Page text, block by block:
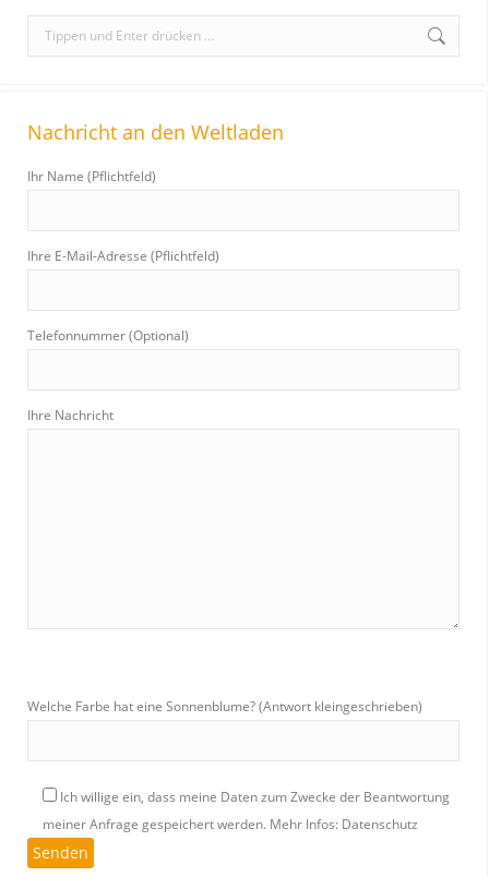
e
c
:
Nachricht an den Weltladen
Ihr Name (Pflichtfeld)
Ihre E-Mail-Adresse (Pflichtfeld)
Telefonnummer (Optional)
Ihre Nachricht
Welche Farbe hat eine Sonnenblume? (Antwort kleingeschrieben)
Ich willige ein, dass meine Daten zum Zwecke der Beantwortung
meiner Anfrage gespeichert werden. Mehr Infos: Datenschutz